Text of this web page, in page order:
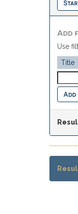
Add
Use